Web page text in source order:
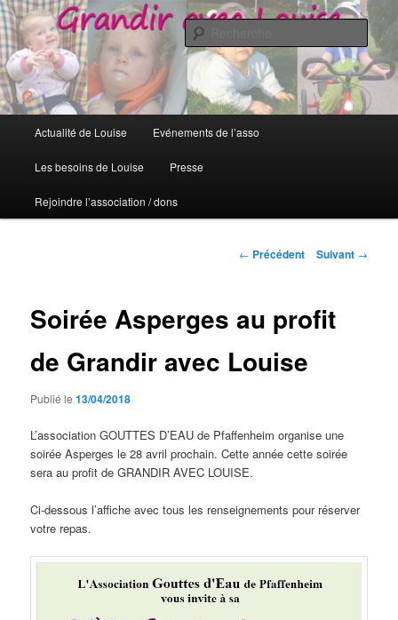
Grandir avec Louise
Grandir avec Louise
principal
Aller
au
contenu
Actualité de Louise Evénements de l’asso
Les besoins de Louise Presse
Rejoindre l’association / dons
Navigation
← Précédent Suivant →
Soirée Asperges au profit
de Grandir avec Louise
Publié le13/04/2018
L’association GOUTTES D’EAU de Pfaffenheim organise une
soirée Asperges le 28 avril prochain. Cette année cette soirée
sera au profit de GRANDIR AVEC LOUISE.
Ci-dessous l’affiche avec tous les renseignements pour réserver
votre repas.